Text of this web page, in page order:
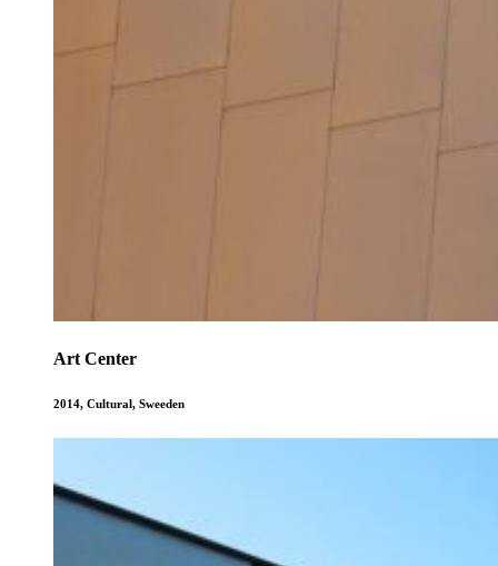
Art Center
2014, Cultural, Sweeden